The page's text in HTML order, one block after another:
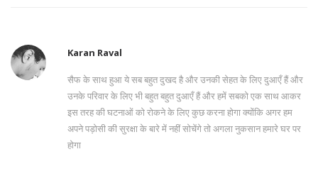
Karan Raval
सैफ के साथ हुआ ये सब बहुत दुखद है और उनकी सेहत के लिए दुआएँ हैं और
उनके परिवार के लिए भी बहुत बहुत दुआएँ हैं और हमें सबको एक साथ आकर
इस तरह की घटनाओं को रोकने के लिए कुछ करना होगा क्योंकि अगर हम
अपने पड़ोसी की सुरक्षा के बारे में नहीं सोचेंगे तो अगला नुकसान हमारे घर पर
होगा